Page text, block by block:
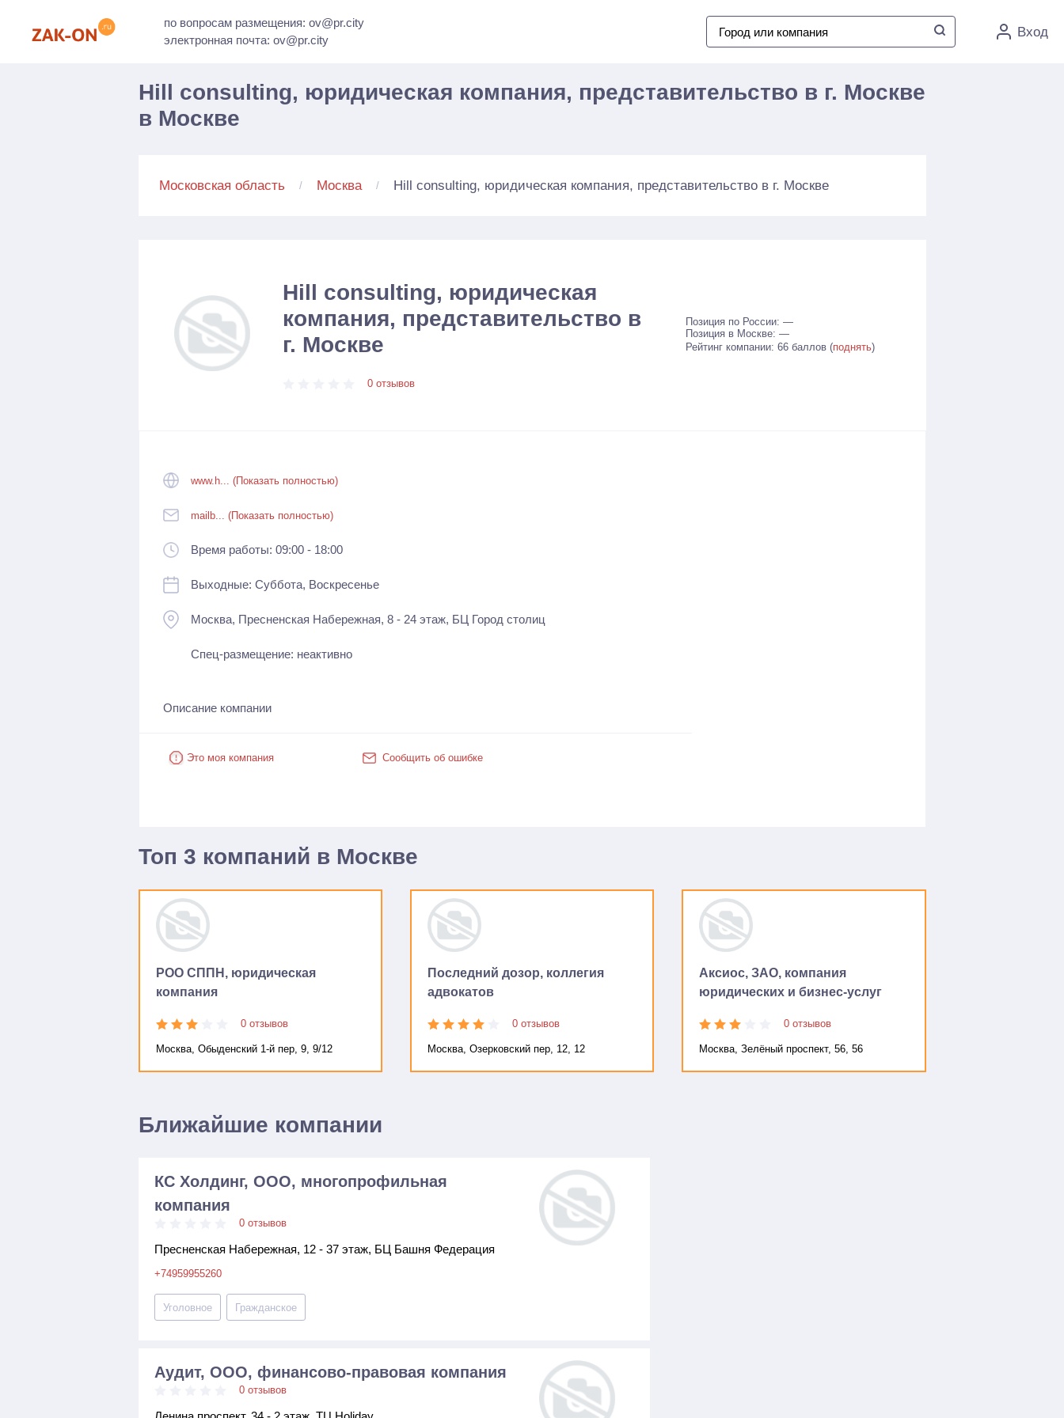
по вопросам размещения: ov@pr.city
электронная почта: ov@pr.city
Вход
Hill consulting, юридическая компания, представительство в г. Москве
в Москве
Московская область Москва Hill consulting, юридическая компания, представительство в г. Москве
Hill consulting, юридическая
компания, представительство в
г. Москве
0 отзывов
Позиция по России: —
Позиция в Москве: —
Рейтинг компании: 66 баллов (поднять)
www.h... (Показать полностью)
mailb... (Показать полностью)
Время работы: 09:00 - 18:00
Выходные: Суббота, Воскресенье
Москва, Пресненская Набережная, 8 - 24 этаж, БЦ Город столиц
Спец-размещение: неактивно
Описание компании
Это моя компания Сообщить об ошибке
Топ 3 компаний в Москве
РОО СППН, юридическая
компания
0 отзывов
Москва, Обыденский 1-й пер, 9, 9/12
Последний дозор, коллегия
адвокатов
0 отзывов
Москва, Озерковский пер, 12, 12
Аксиос, ЗАО, компания
юридических и бизнес-услуг
0 отзывов
Москва, Зелёный проспект, 56, 56
Ближайшие компании
КС Холдинг, ООО, многопрофильная
компания
0 отзывов
Пресненская Набережная, 12 - 37 этаж, БЦ Башня Федерация
+74959955260
Уголовное Гражданское
Аудит, ООО, финансово-правовая компания
0 отзывов